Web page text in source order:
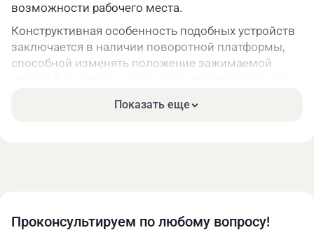
возможности рабочего места.
Конструктивная особенность подобных устройств
заключается в наличии поворотной платформы,
способной изменять положение зажимаемой
плавную регулировку угла наклона с фиксацией в
Повышенная производительность слесарных
работ;
Показать еще
Проконсультируем по любому вопросу!